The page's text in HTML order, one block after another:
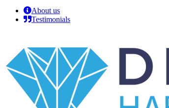
About us
Testimonials